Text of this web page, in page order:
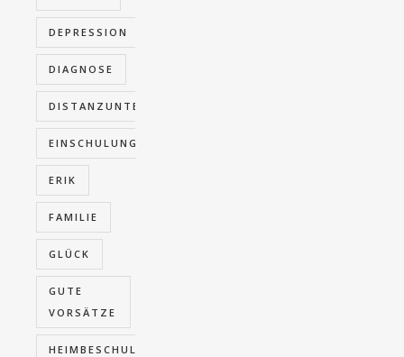
DEPRESSION
DIAGNOSE
DISTANZUNTERRICHT
EINSCHULUNG
ERIK
FAMILIE
GLÜCK
GUTE
VORSÄTZE
HEIMBESCHULUNG